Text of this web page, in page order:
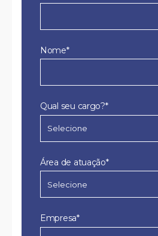
Nome*
Qual seu cargo?*
Área de atuação*
Empresa*